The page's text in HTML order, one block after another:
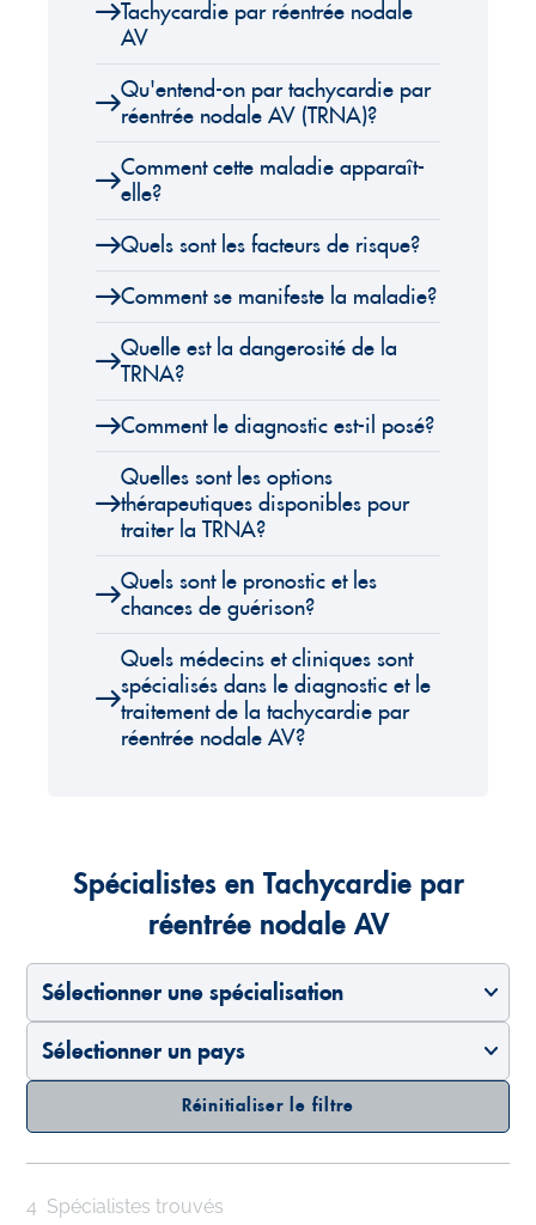
Tachycardie par réentrée nodale
AV
Qu'entend-on par tachycardie par
réentrée nodale AV (TRNA)?
Comment cette maladie apparaît-
elle?
Quels sont les facteurs de risque?
Comment se manifeste la maladie?
Quelle est la dangerosité de la
TRNA?
Comment le diagnostic est-il posé?
Quelles sont les options
thérapeutiques disponibles pour
traiter la TRNA?
Quels sont le pronostic et les
chances de guérison?
Quels médecins et cliniques sont
spécialisés dans le diagnostic et le
traitement de la tachycardie par
réentrée nodale AV?
Spécialistes en Tachycardie par
réentrée nodale AV
Sélectionner une spécialisation
Sélectionner un pays
Réinitialiser le filtre
4 Spécialistes trouvés